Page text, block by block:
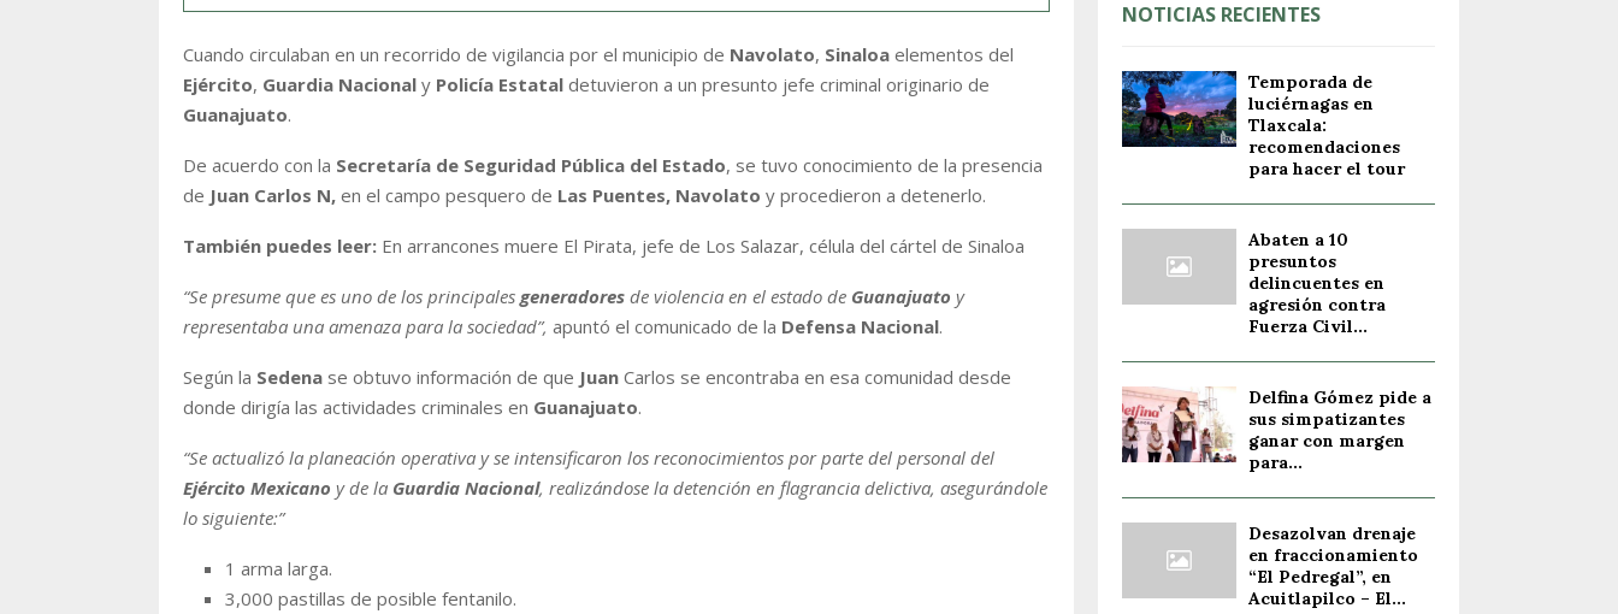
Cuando circulaban en un recorrido de vigilancia por el municipio de Navolato, Sinaloa elementos del
Ejército, Guardia Nacional y Policía Estatal detuvieron a un presunto jefe criminal originario de
Guanajuato.
De acuerdo con la Secretaría de Seguridad Pública del Estado, se tuvo conocimiento de la presencia
de Juan Carlos N, en el campo pesquero de Las Puentes, Navolato y procedieron a detenerlo.
También puedes leer: En arrancones muere El Pirata, jefe de Los Salazar, célula del cártel de Sinaloa
“Se presume que es uno de los principales generadores de violencia en el estado de Guanajuato y
representaba una amenaza para la sociedad”, apuntó el comunicado de la Defensa Nacional.
Según la Sedena se obtuvo información de que Juan Carlos se encontraba en esa comunidad desde
donde dirigía las actividades criminales en Guanajuato.
“Se actualizó la planeación operativa y se intensificaron los reconocimientos por parte del personal del
Ejército Mexicano y de la Guardia Nacional, realizándose la detención en flagrancia delictiva, asegurándole
lo siguiente:”
1 arma larga.
3,000 pastillas de posible fentanilo.
NOTICIAS RECIENTES
Temporada de
luciérnagas en
Tlaxcala:
recomendaciones
para hacer el tour
Abaten a 10
presuntos
delincuentes en
agresión contra
Fuerza Civil...
Delfina Gómez pide a
sus simpatizantes
ganar con margen
para...
Desazolvan drenaje
en fraccionamiento
“El Pedregal”, en
Acuitlapilco – El...